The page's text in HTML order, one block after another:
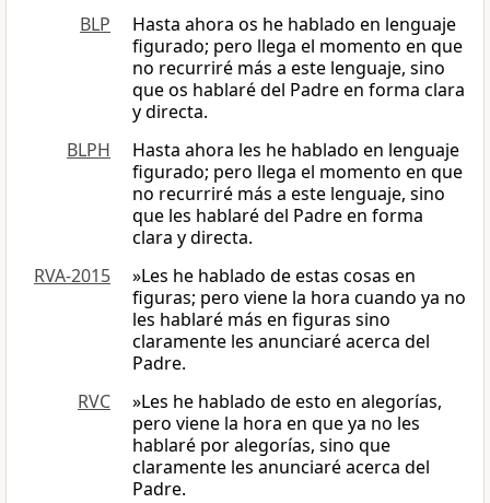
BLP
Hasta ahora os he hablado en lenguaje
figurado; pero llega el momento en que
no recurriré más a este lenguaje, sino
que os hablaré del Padre en forma clara
y directa.
BLPH
Hasta ahora les he hablado en lenguaje
figurado; pero llega el momento en que
no recurriré más a este lenguaje, sino
que les hablaré del Padre en forma
clara y directa.
RVA-2015
»Les he hablado de estas cosas en
figuras; pero viene la hora cuando ya no
les hablaré más en figuras sino
claramente les anunciaré acerca del
Padre.
RVC
»Les he hablado de esto en alegorías,
pero viene la hora en que ya no les
hablaré por alegorías, sino que
claramente les anunciaré acerca del
Padre.